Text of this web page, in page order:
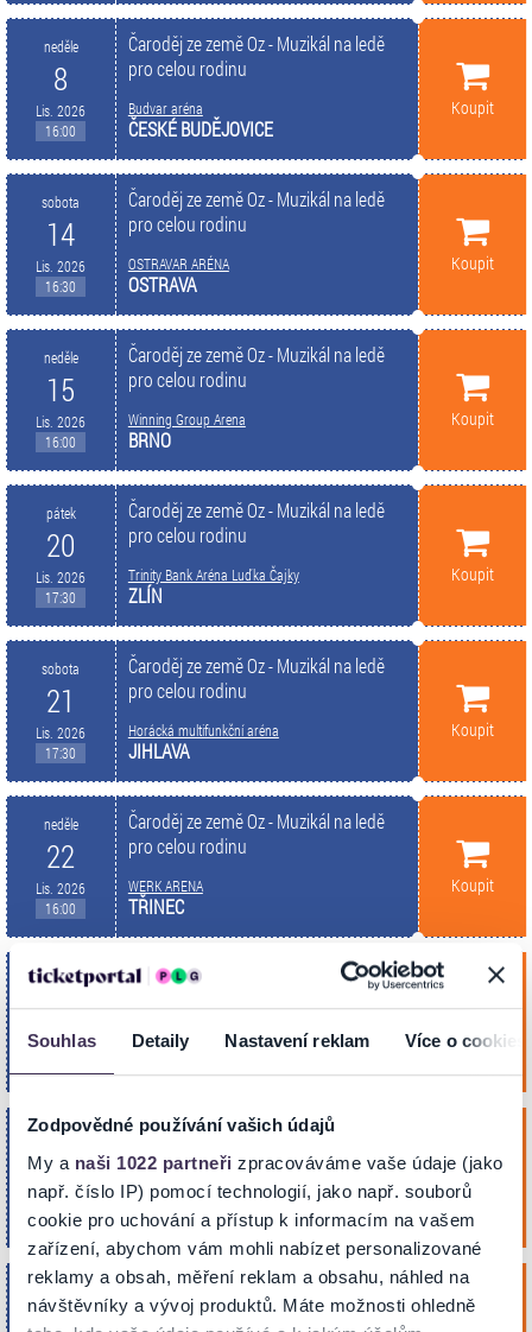
Souhlas Detaily Nastavení reklam Více o cookies
Zodpovědné používání vašich údajů
My a naši 1022 partneři zpracováváme vaše údaje (jako
např. číslo IP) pomocí technologií, jako např. souborů
cookie pro uchování a přístup k informacím na vašem
zařízení, abychom vám mohli nabízet personalizované
reklamy a obsah, měření reklam a obsahu, náhled na
návštěvníky a vývoj produktů. Máte možnosti ohledně
neděle
8
Lis. 2026
16:00
Čaroděj ze země Oz - Muzikál na ledě
pro celou rodinu
Budvar aréna
ČESKÉ BUDĚJOVICE
Koupit
sobota
14
Lis. 2026
16:30
Čaroděj ze země Oz - Muzikál na ledě
pro celou rodinu
OSTRAVAR ARÉNA
OSTRAVA
Koupit
neděle
15
Lis. 2026
16:00
Čaroděj ze země Oz - Muzikál na ledě
pro celou rodinu
Winning Group Arena
BRNO
Koupit
pátek
20
Lis. 2026
17:30
Čaroděj ze země Oz - Muzikál na ledě
pro celou rodinu
Trinity Bank Aréna Luďka Čajky
ZLÍN
Koupit
sobota
21
Lis. 2026
17:30
Čaroděj ze země Oz - Muzikál na ledě
pro celou rodinu
Horácká multifunkční aréna
JIHLAVA
Koupit
neděle
22
Lis. 2026
16:00
Čaroděj ze země Oz - Muzikál na ledě
pro celou rodinu
WERK ARENA
TŘINEC
Koupit
pátek
27
Lis. 2026
Čaroděj ze země Oz - Muzikál na ledě
Home Credit Arena Koupit
sobota
28
Lis. 2026
16:30
Čaroděj ze země Oz - Muzikál na ledě
pro celou rodinu
Sportovní hala FORTUNA
PRAHA
Koupit
29
Čaroděj ze země Oz - Muzikál na ledě
pro celou rodinu